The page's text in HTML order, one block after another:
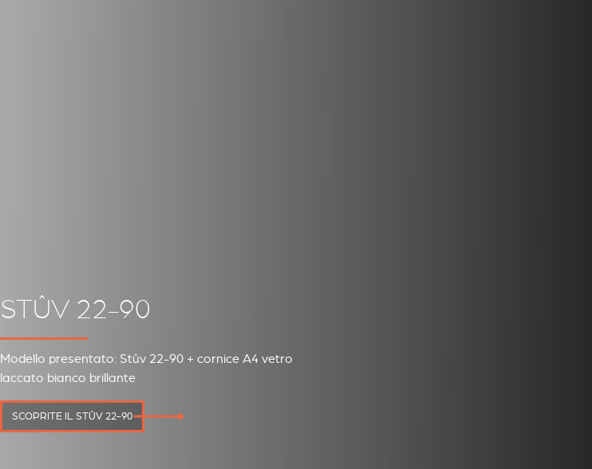
STÛV 22-90
Modello presentato: Stûv 22-90 + cornice A4 vetro
laccato bianco brillante
SCOPRITE IL STÛV 22-90